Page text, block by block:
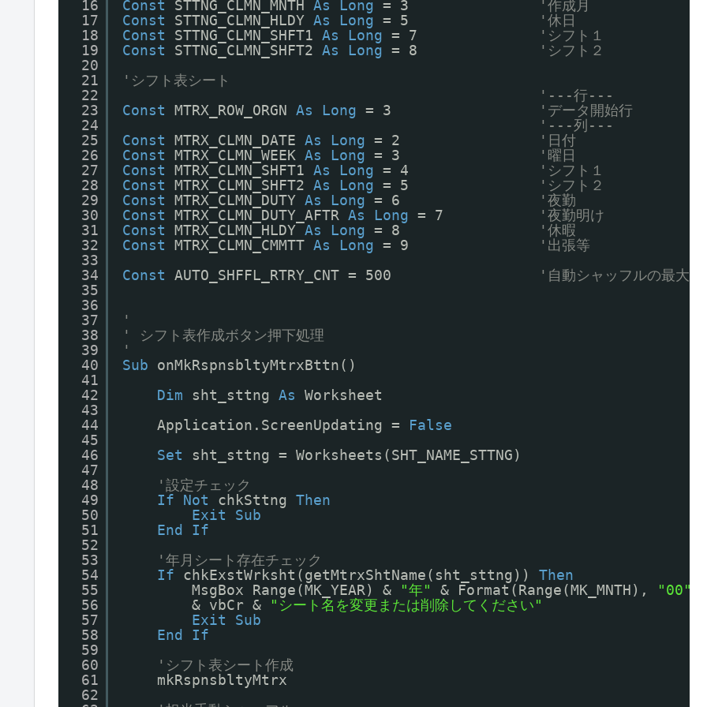
16
17
18
19
20
21
22
23
24
25
26
27
28
29
30
31
32
33
34
35
36
37
38
39
40
41
42
43
44
45
46
47
48
49
50
51
52
53
54
55
56
57
58
59
60
61
62
Const STTNG_CLMN_MNTH As Long = 3
'作成月
Const
STTNG_CLMN_HLDY As Long = 5
'休日
Const
STTNG_CLMN_SHFT1 As Long = 7
'シフト１
Const
STTNG_CLMN_SHFT2 As Long = 8
'シフト２
'シフト表シート
'---行---
Const
MTRX_ROW_ORGN As Long = 3
'データ開始行
'---列---
Const
MTRX_CLMN_DATE As Long = 2
'日付
Const
MTRX_CLMN_WEEK As Long = 3
'曜日
Const
MTRX_CLMN_SHFT1 As Long = 4
'シフト１
Const
MTRX_CLMN_SHFT2 As Long = 5
'シフト２
Const
MTRX_CLMN_DUTY As Long = 6
'夜勤
Const
MTRX_CLMN_DUTY_AFTR As Long = 7
'夜勤明け
Const
MTRX_CLMN_HLDY As Long = 8
'休暇
Const
MTRX_CLMN_CMMTT As Long = 9
'出張等
Const
AUTO_SHFFL_RTRY_CNT = 500 '自動シャッフルの最大試
'
' シフト表作成ボタン押下処理
'
Sub
onMkRspnsbltyMtrxBttn()
Dim
sht_sttng As
Worksheet
Application.ScreenUpdating = False
Set
sht_sttng = Worksheets(SHT_NAME_STTNG)
'設定チェック
If
Not chkSttng Then
Exit
Sub
End
If
'年月シート存在チェック
If
chkExstWrksht(getMtrxShtName(sht_sttng)) Then
MsgBox Range(MK_YEAR) &
"年" & Format(Range(MK_MNTH), "00"
& vbCr &
"シート名を変更または削除してください"
Exit
Sub
End
If
'シフト表シート作成
mkRspnsbltyMtrx